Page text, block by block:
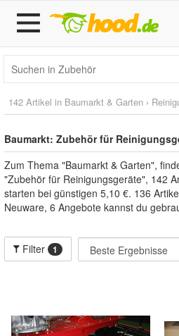
142 Artikel in Baumarkt & Garten ›
Baumarkt: Zubehör für
Zum Thema "Baumarkt & Garten",
"Zubehör für Reinigungsgeräte", 142
starten bei günstigen 5,10 €. 136
Neuware, 6 Angebote kannst du
Filter 1